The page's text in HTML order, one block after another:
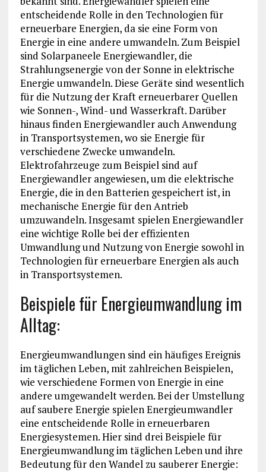
entscheidende Rolle in den Technologien für
erneuerbare Energien, da sie eine Form von
Energie in eine andere umwandeln. Zum Beispiel
sind Solarpaneele Energiewandler, die
Strahlungsenergie von der Sonne in elektrische
Energie umwandeln. Diese Geräte sind wesentlich
für die Nutzung der Kraft erneuerbarer Quellen
wie Sonnen-, Wind- und Wasserkraft. Darüber
hinaus finden Energiewandler auch Anwendung
in Transportsystemen, wo sie Energie für
verschiedene Zwecke umwandeln.
Elektrofahrzeuge zum Beispiel sind auf
Energiewandler angewiesen, um die elektrische
Energie, die in den Batterien gespeichert ist, in
mechanische Energie für den Antrieb
umzuwandeln. Insgesamt spielen Energiewandler
eine wichtige Rolle bei der effizienten
Umwandlung und Nutzung von Energie sowohl in
Technologien für erneuerbare Energien als auch
in Transportsystemen.
Beispiele für Energieumwandlung im
Alltag:
Energieumwandlungen sind ein häufiges Ereignis
im täglichen Leben, mit zahlreichen Beispielen,
wie verschiedene Formen von Energie in eine
andere umgewandelt werden. Bei der Umstellung
auf saubere Energie spielen Energieumwandler
eine entscheidende Rolle in erneuerbaren
Energiesystemen. Hier sind drei Beispiele für
Energieumwandlung im täglichen Leben und ihre
Bedeutung für den Wandel zu sauberer Energie: